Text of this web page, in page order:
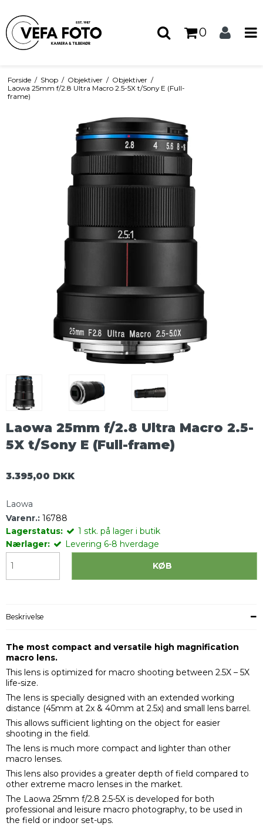
0
Forside / Shop / Objektiver / Objektiver /
Laowa 25mm f/2.8 Ultra Macro 2.5-5X t/Sony E (Full-
frame)
Laowa 25mm f/2.8 Ultra Macro 2.5-
5X t/Sony E (Full-frame)
3.395,00 DKK
Laowa
Varenr.: 16788
Lagerstatus:
1 stk. på lager i butik
Nærlager:
Levering 6-8 hverdage
KØB
Beskrivelse
The most compact and versatile high magnification
macro lens.
This lens is optimized for macro shooting between 2.5X – 5X
life-size.
The lens is specially designed with an extended working
distance (45mm at 2x & 40mm at 2.5x) and small lens barrel.
This allows sufficient lighting on the object for easier
shooting in the field.
The lens is much more compact and lighter than other
macro lenses.
This lens also provides a greater depth of field compared to
other extreme macro lenses in the market.
The Laowa 25mm f/2.8 2.5-5X is developed for both
professional and leisure macro photography, to be used in
the field or indoor set-ups.